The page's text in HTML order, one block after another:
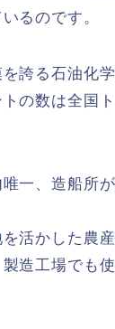
るのです。
誇る石油化
の数は全国
一、造船所
活かした農
造工場でも